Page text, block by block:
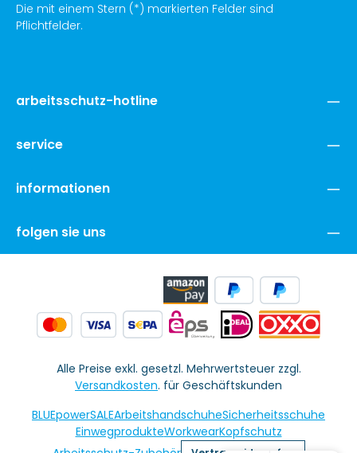
Die mit einem Stern (*) markierten Felder sind
Pflichtfelder.
arbeitsschutz-hotline
service
informationen
folgen sie uns
Alle Preise exkl. gesetzl. Mehrwertsteuer zzgl.
Versandkosten. für Geschäftskunden
BLUEpowerSALEArbeitshandschuheSicherheitsschuhe
EinwegprodukteWorkwearKopfschutz